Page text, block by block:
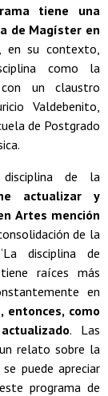
tiene una
de Magíster en
en su contexto,
como la
con un claustro
Valdebenito,
de Postgrado
de la
actualizar y
Artes mención
de la
disciplina de
raíces más
en
entonces, como
. Las
relato sobre la
puede apreciar
programa de